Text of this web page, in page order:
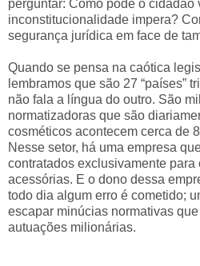
perguntar: Como pode o cidadão
inconstitucionalidade impera?
segurança jurídica em face de
Quando se pensa na caótica
lembramos que são 27 “países”
não fala a língua do outro. São
normatizadoras que são
cosméticos acontecem cerca de
Nesse setor, há uma empresa
contratados exclusivamente para
acessórias. E o dono dessa
todo dia algum erro é cometido;
escapar minúcias normativas
autuações milionárias.